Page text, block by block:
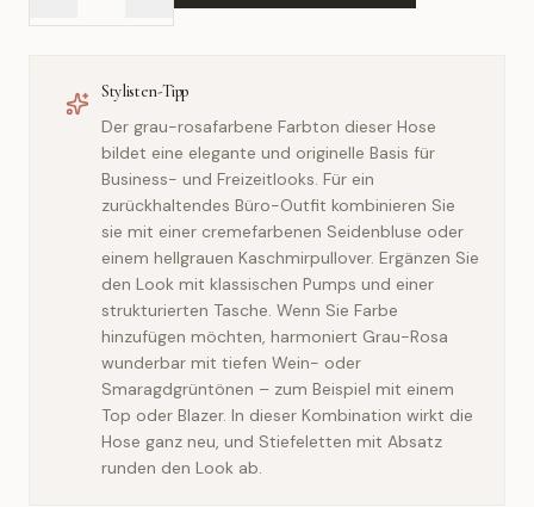
Stylisten-Tipp
Der grau-rosafarbene Farbton dieser Hose
bildet eine elegante und originelle Basis für
Business- und Freizeitlooks. Für ein
zurückhaltendes Büro-Outfit kombinieren Sie
sie mit einer cremefarbenen Seidenbluse oder
einem hellgrauen Kaschmirpullover. Ergänzen Sie
den Look mit klassischen Pumps und einer
strukturierten Tasche. Wenn Sie Farbe
hinzufügen möchten, harmoniert Grau-Rosa
wunderbar mit tiefen Wein- oder
Smaragdgrüntönen – zum Beispiel mit einem
Top oder Blazer. In dieser Kombination wirkt die
Hose ganz neu, und Stiefeletten mit Absatz
runden den Look ab.